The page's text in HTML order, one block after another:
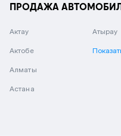
ПРОДАЖА
Актау
Актобе
Алматы
Астана
Атырау